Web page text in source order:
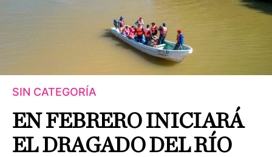
SIN CATEGORÍA
EN FEBRERO INICIARÁ
EL DRAGADO DEL RÍO